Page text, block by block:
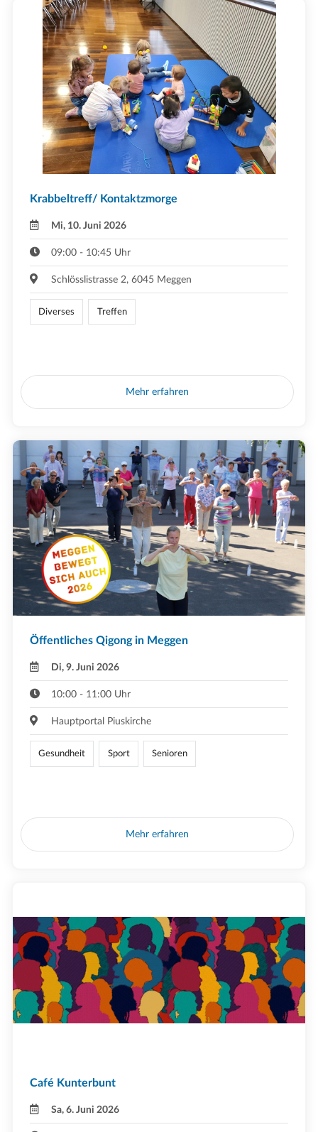
Krabbeltreff/ Kontaktzmorge
Mi, 10. Juni 2026
09:00 - 10:45 Uhr
Schlösslistrasse 2, 6045 Meggen
Diverses Treffen
Mehr erfahren
Öffentliches Qigong in Meggen
Di, 9. Juni 2026
10:00 - 11:00 Uhr
Hauptportal Piuskirche
Gesundheit Sport Senioren
Mehr erfahren
Café Kunterbunt
Sa, 6. Juni 2026